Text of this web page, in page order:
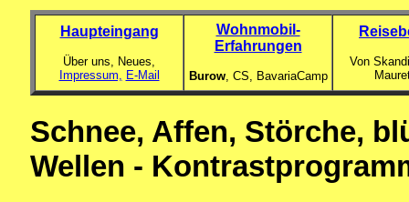
Haupteingang
Über uns, Neues,
Impressum, E-Mail
Wohnmobil-
Erfahrungen
Burow, CS, BavariaCamp
Von
Schnee, Affen, Störche,
Wellen -